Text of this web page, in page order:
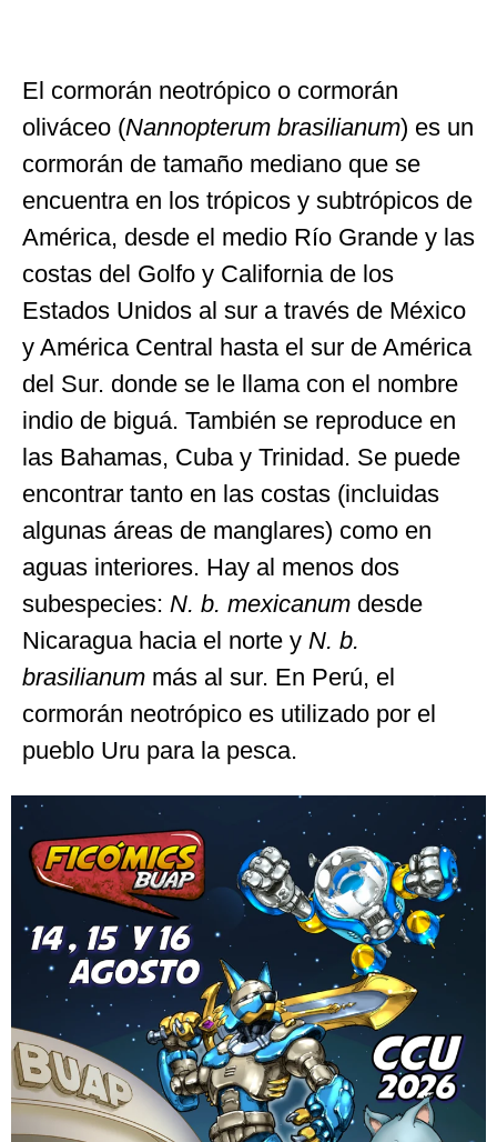
El cormorán neotrópico o cormorán
oliváceo (Nannopterum brasilianum) es un
cormorán de tamaño mediano que se
encuentra en los trópicos y subtrópicos de
América, desde el medio Río Grande y las
costas del Golfo y California de los
Estados Unidos al sur a través de México
y América Central hasta el sur de América
del Sur. donde se le llama con el nombre
indio de biguá. También se reproduce en
las Bahamas, Cuba y Trinidad. Se puede
encontrar tanto en las costas (incluidas
algunas áreas de manglares) como en
aguas interiores. Hay al menos dos
subespecies: N. b. mexicanum desde
Nicaragua hacia el norte y N. b.
brasilianum más al sur. En Perú, el
cormorán neotrópico es utilizado por el
pueblo Uru para la pesca.